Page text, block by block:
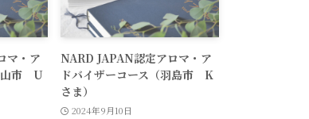
マ・ア
山市 U
NARD JAPAN認定アロマ・ア
ドバイザーコース（羽島市 K
さま）
2024年9月10日